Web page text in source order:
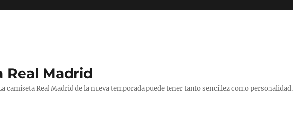
Real Madrid
camiseta Real Madrid de la nueva temporada puede tener tanto sencillez como personalidad.